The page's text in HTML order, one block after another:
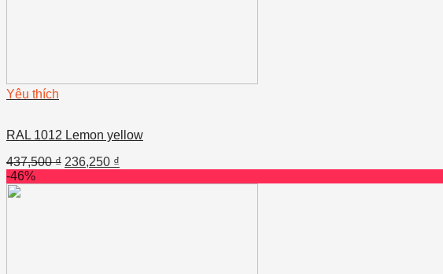
Yêu thích
RAL 1012 Lemon yellow
437,500₫ 236,250 ₫
-46%